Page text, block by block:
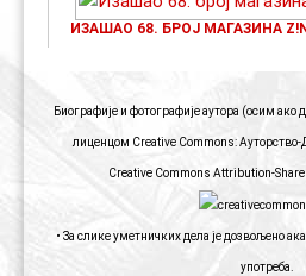
ИЗАШАО 68. БРОЈ МАГАЗИНА
Биографије и фотографије аутора (осим ако
лиценцом Creative Commons:
Creative Commons Attribution-
• За слике уметничких дела је дозвољено
употреба.